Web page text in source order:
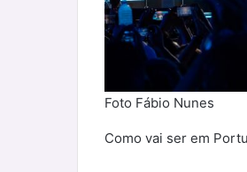
Foto Fábio Nunes
Como vai ser em